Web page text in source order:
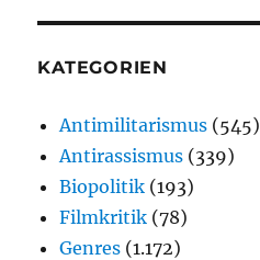
KATEGORIEN
Antimilitarismus (545)
Antirassismus (339)
Biopolitik (193)
Filmkritik (78)
Genres (1.172)